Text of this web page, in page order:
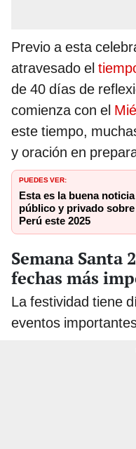
Previo a esta
atravesado el
de 40 días de
comienza con el
este tiempo,
y oración en
PUEDES VER:
Esta es la buena
público y privado
Perú este 2025
Semana Santa
fechas más
La festividad tiene
eventos